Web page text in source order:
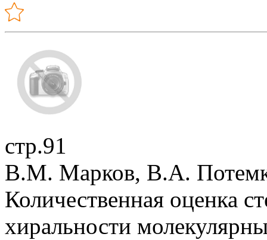
стр.91
В.М. Марков, В.А.
Количественная оценка
хиральности